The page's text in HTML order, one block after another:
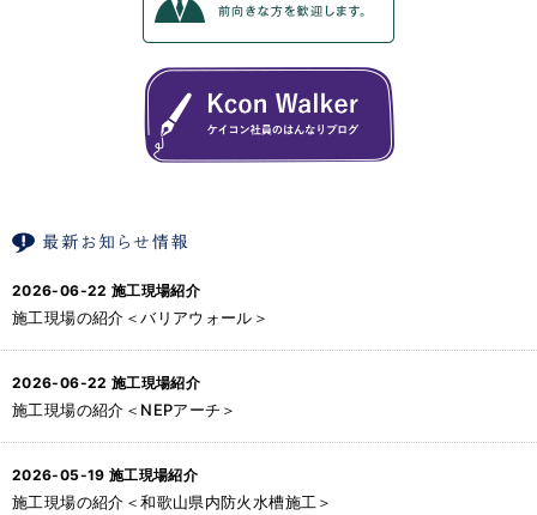
2026-06-22 施工現場紹介
施工現場の紹介＜バリアウォール＞
2026-06-22 施工現場紹介
施工現場の紹介＜NEPアーチ＞
2026-05-19 施工現場紹介
施工現場の紹介＜和歌山県内防火水槽施工＞